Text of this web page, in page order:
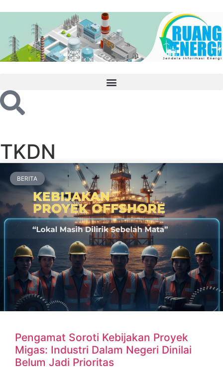
TKDN
BERITA
Pengamat Soroti Kebijakan Proyek
Migas: Industri Dalam Negeri Dinilai
Belum Jadi Prioritas